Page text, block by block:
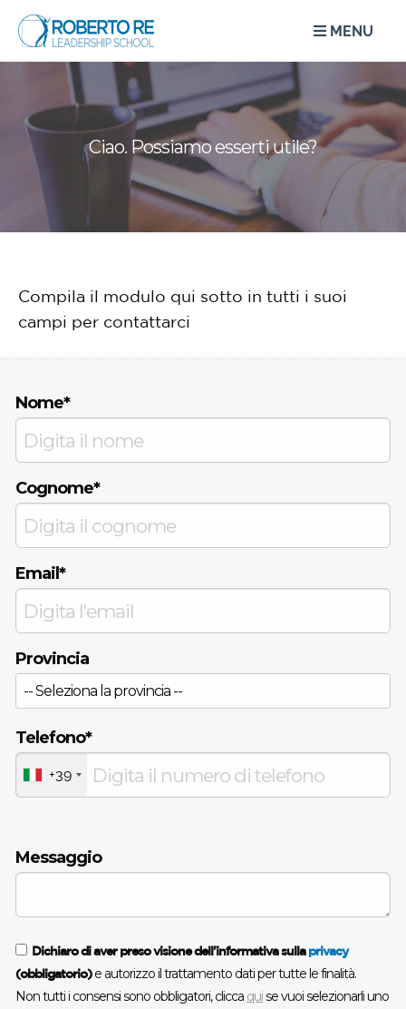
MENU
Ciao. Possiamo esserti utile?
Compila il modulo qui sotto in tutti i suoi
campi per contattarci
Nome*
Cognome*
Email*
Provincia
Telefono*
+39
Messaggio
Dichiaro di aver preso visione dell’informativa sullaprivacy
(obbligatorio)e autorizzo il trattamento dati per tutte le finalità.
Non tutti i consensi sono obbligatori, clicca quise vuoi selezionarli uno